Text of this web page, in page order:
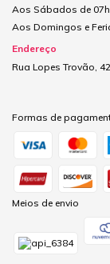
Aos Sábados de
Aos Domingos e
Endereço
Rua Lopes Trovão,
Formas de
Meios de envio